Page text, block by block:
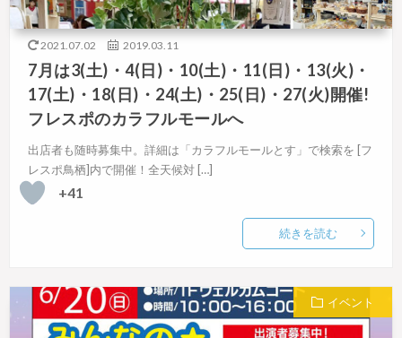
2021.07.02 2019.03.11
7月は3(土)・4(日)・10(土)・11(日)・13(火)・
17(土)・18(日)・24(土)・25(日)・27(火)開催!
フレスポのカラフルモールへ
出店者も随時募集中。詳細は「カラフルモールとす」で検索を [フ
レスポ鳥栖]内で開催！全天候対 […]
+41
続きを読む
イベント